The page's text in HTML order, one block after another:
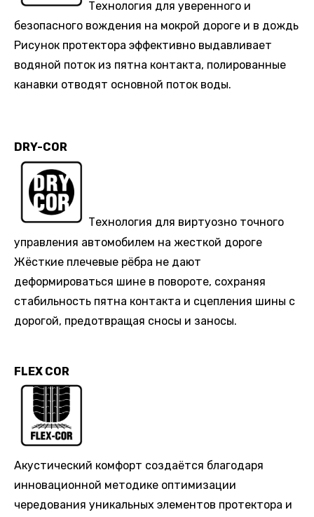
Технология для уверенного и
безопасного вождения на мокрой дороге и в дождь
Рисунок протектора эффективно выдавливает
водяной поток из пятна контакта, полированные
канавки отводят основной поток воды.
DRY-COR
Технология для виртуозно точного
управления автомобилем на жесткой дороге
Жёсткие плечевые рёбра не дают
деформироваться шине в повороте, сохраняя
стабильность пятна контакта и сцепления шины с
дорогой, предотвращая сносы и заносы.
FLEX COR
Акустический комфорт создаётся благодаря
инновационной методике оптимизации
чередования уникальных элементов протектора и